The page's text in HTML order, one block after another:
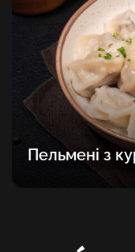
Пельмені з